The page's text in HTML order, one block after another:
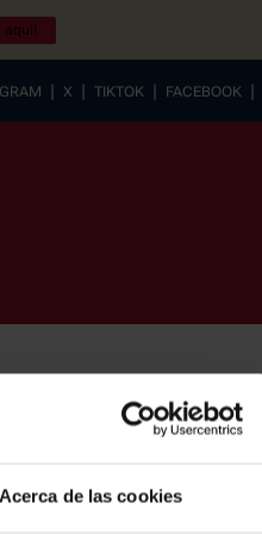
Acerca de las cookies
aquí!
| X | TIKTOK | FACEBOOK |